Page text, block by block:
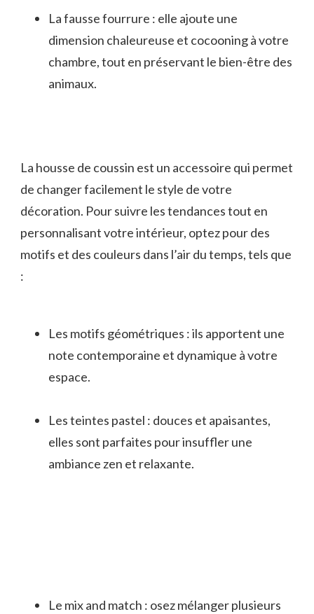
La fausse fourrure : elle ajoute une
dimension chaleureuse et cocooning à votre
chambre, tout en préservant le bien-être des
animaux.
La housse de coussin est un accessoire qui permet
de changer facilement le style de votre
décoration. Pour suivre les tendances tout en
personnalisant votre intérieur, optez pour des
motifs et des couleurs dans l’air du temps, tels que
:
Les motifs géométriques : ils apportent une
note contemporaine et dynamique à votre
espace.
Les teintes pastel : douces et apaisantes,
elles sont parfaites pour insuffler une
ambiance zen et relaxante.
Le mix and match : osez mélanger plusieurs